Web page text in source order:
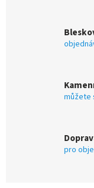
můžete
pro